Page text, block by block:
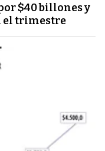
$40 billones y
el trimestre